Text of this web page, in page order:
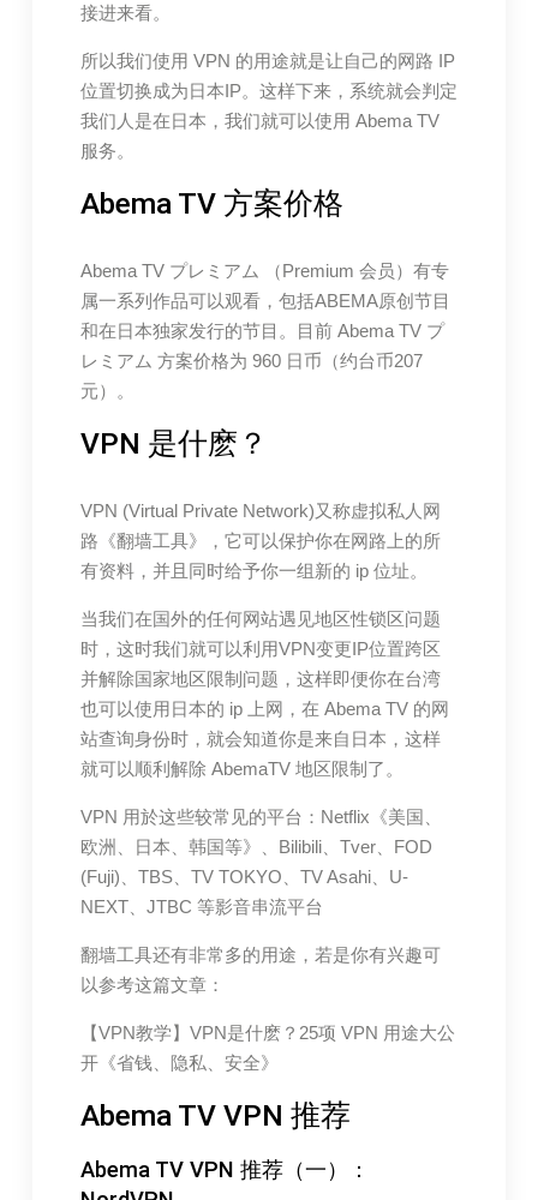
接进来看。
所以我们使用 VPN 的用途就是让自己的网路 IP
位置切换成为日本IP。这样下来，系统就会判定
我们人是在日本，我们就可以使用 Abema TV
服务。
Abema TV 方案价格
Abema TV プレミアム （Premium 会员）有专
属一系列作品可以观看，包括ABEMA原创节目
和在日本独家发行的节目。目前 Abema TV プ
レミアム 方案价格为 960 日币（约台币207
元）。
VPN 是什麽？
VPN (Virtual Private Network)又称虚拟私人网
路《翻墙工具》，它可以保护你在网路上的所
有资料，并且同时给予你一组新的 ip 位址。
当我们在国外的任何网站遇见地区性锁区问题
时，这时我们就可以利用VPN变更IP位置跨区
并解除国家地区限制问题，这样即便你在台湾
也可以使用日本的 ip 上网，在 Abema TV 的网
站查询身份时，就会知道你是来自日本，这样
就可以顺利解除 AbemaTV 地区限制了。
VPN 用於这些较常见的平台：Netflix《美国、
欧洲、日本、韩国等》、Bilibili、Tver、FOD
(Fuji)、TBS、TV TOKYO、TV Asahi、U-
NEXT、JTBC 等影音串流平台
翻墙工具还有非常多的用途，若是你有兴趣可
以参考这篇文章：
【VPN教学】VPN是什麽？25项 VPN 用途大公
开《省钱、隐私、安全》
Abema TV VPN 推荐
Abema TV VPN 推荐（一）：